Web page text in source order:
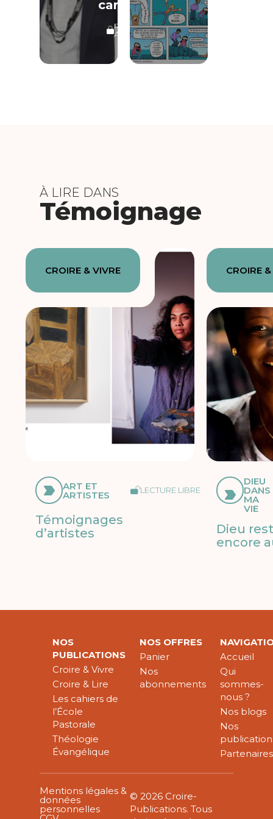
caractère
RÉSERVÉ
ABONNÉS
À LIRE DANS
Témoignage
CROIRE & VIVRE
ART ET
ARTISTES LECTURE LIBRE
Témoignages
d’artistes
CROIRE
DIEU
DANS
MA
VIE
Dieu
encore
NOS
PUBLICATIONS
Croire & Vivre
Croire & Lire
Les cahiers de
l’École
Pastorale
Théologie
Évangélique
NOS OFFRES
Panier
Nos
abonnements
Accueil
Qui
sommes-
nous ?
Nos blogs
Nos
Partenaires
Mentions légales &
données
personnelles
© 2026 Croire-
Publications. Tous